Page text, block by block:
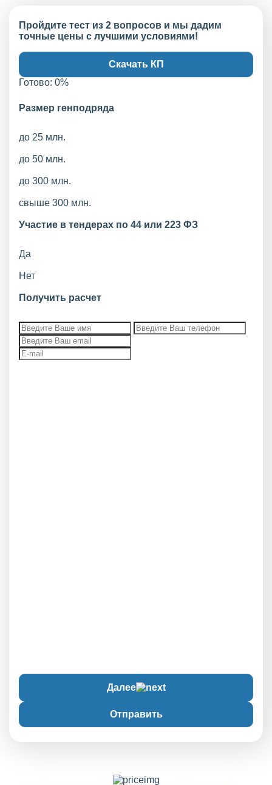
Пройдите тест из 2 вопросов и мы дадим
точные цены с лучшими условиями!
Скачать КП
Готово: 0%
Размер генподряда
до 25 млн.
до 50 млн.
до 300 млн.
свыше 300 млн.
Участие в тендерах по 44 или 223 ФЗ
Да
Нет
Получить расчет
Далее
Отправить